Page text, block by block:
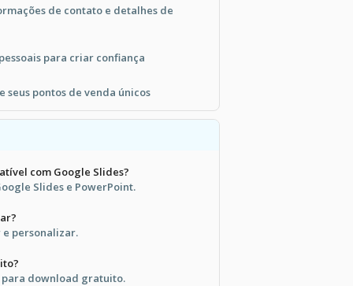
de contato e detalhes de
para criar confiança
seus pontos de venda únicos
com Google Slides?
Slides e PowerPoint.
e personalizar.
para download gratuito.